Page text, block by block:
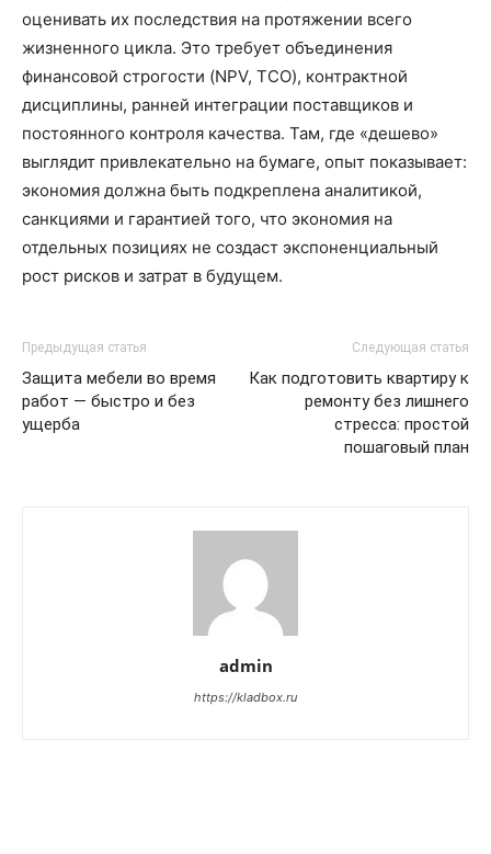
оценивать их последствия на протяжении всего
жизненного цикла. Это требует объединения
финансовой строгости (NPV, TCO), контрактной
дисциплины, ранней интеграции поставщиков и
постоянного контроля качества. Там, где «дешево»
выглядит привлекательно на бумаге, опыт показывает:
экономия должна быть подкреплена аналитикой,
санкциями и гарантией того, что экономия на
отдельных позициях не создаст экспоненциальный
рост рисков и затрат в будущем.
Предыдущая статья
Защита мебели во время
работ — быстро и без
ущерба
Следующая статья
Как подготовить квартиру к
ремонту без лишнего
стресса: простой
пошаговый план
admin
https://kladbox.ru